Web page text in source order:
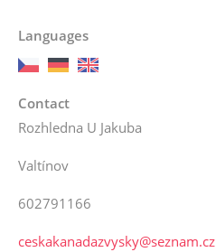
Languages
Contact
Rozhledna U Jakuba
Valtínov
602791166
ceskakanadazvysky@seznam.cz